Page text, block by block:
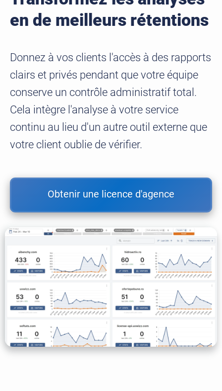
en de meilleurs rétentions
Donnez à vos clients l'accès à des rapports
clairs et privés pendant que votre équipe
conserve un contrôle administratif total.
Cela intègre l'analyse à votre service
continu au lieu d'un autre outil externe que
votre client oublie de vérifier.
Obtenir une licence d'agence